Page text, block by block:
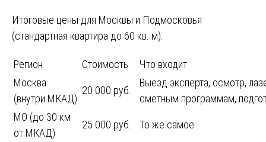
Итоговые цены для Москвы и Подмосковья
(стандартная квартира до 60 кв. м):
Регион Стоимость
Что входит
Москва
(внутри МКАД)
20 000 руб.
Выезд эксперта, осмотр,
сметным программам,
МО (до 30 км
от МКАД)
25 000 руб. То же самое